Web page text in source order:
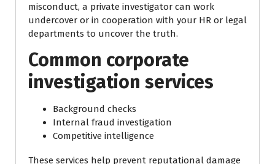
misconduct, a private investigator can work
undercover or in cooperation with your HR or legal
departments to uncover the truth.
Common corporate
investigation services
Background checks
Internal fraud investigation
Competitive intelligence
These services help prevent reputational damage